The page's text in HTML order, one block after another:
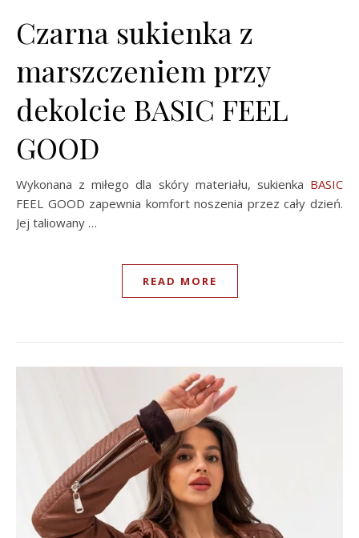
Czarna sukienka z
marszczeniem przy
dekolcie BASIC FEEL
GOOD
Wykonana z miłego dla skóry materiału, sukienka BASIC
FEEL GOOD zapewnia komfort noszenia przez cały dzień.
Jej taliowany …
READ MORE